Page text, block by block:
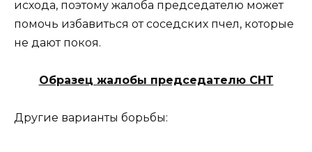
исхода, поэтому жалоба председателю может
помочь избавиться от соседских пчел, которые
не дают покоя.
Образец жалобы председателю СНТ
Другие варианты борьбы: